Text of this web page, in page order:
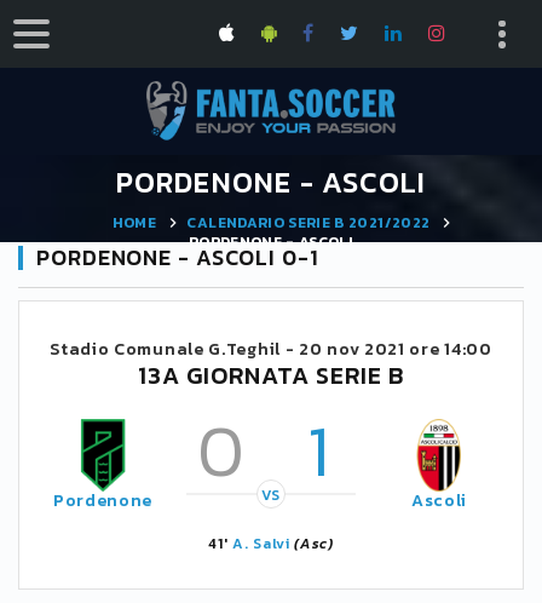
PORDENONE - ASCOLI
HOME
CALENDARIO SERIE B 2021/2022
PORDENONE - ASCOLI
PORDENONE - ASCOLI 0-1
Stadio Comunale G.Teghil - 20 nov 2021 ore 14:00
13A GIORNATA SERIE B
Pordenone 0 1
VS Ascoli
41' A. Salvi (Asc)